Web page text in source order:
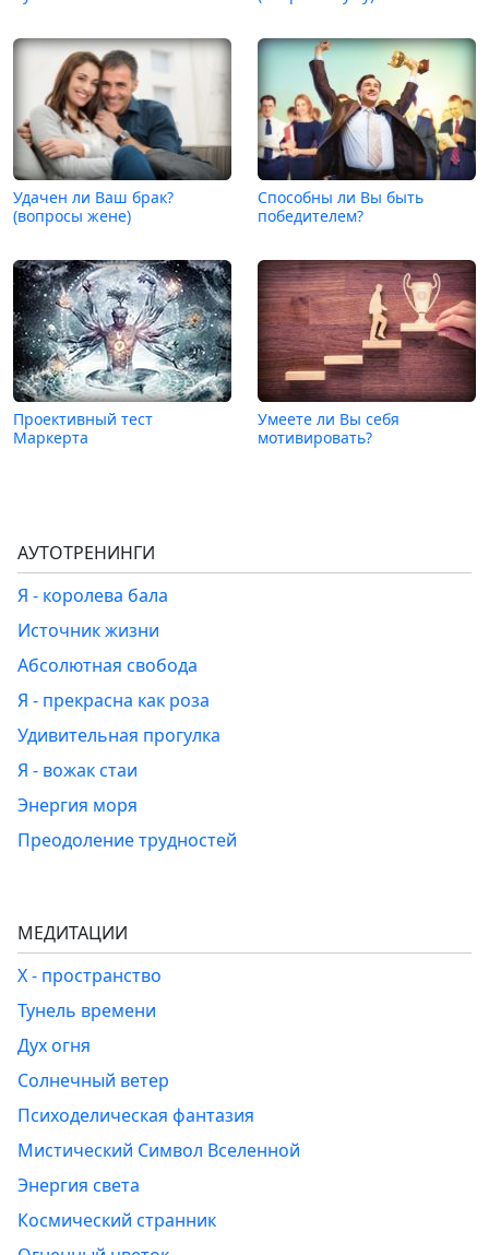
Удачен ли Ваш брак?
(вопросы жене)
Способны ли Вы быть
победителем?
Проективный тест
Маркерта
Умеете ли Вы себя
мотивировать?
АУТОТРЕНИНГИ
Я - королева бала
Источник жизни
Абсолютная свобода
Я - прекрасна как роза
Удивительная прогулка
Я - вожак стаи
Энергия моря
Преодоление трудностей
МЕДИТАЦИИ
Х - пространство
Тунель времени
Дух огня
Солнечный ветер
Психоделическая фантазия
Мистический Символ Вселенной
Энергия света
Космический странник